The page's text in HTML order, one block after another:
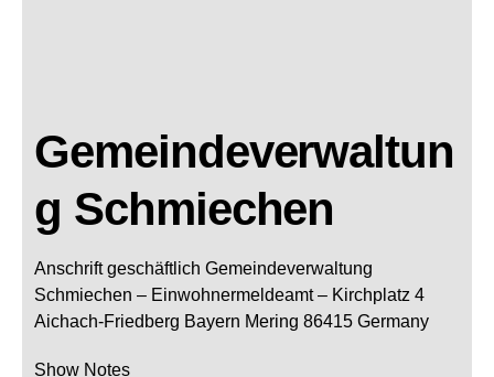
Gemeindeverwaltun
g Schmiechen
Anschrift geschäftlich Gemeindeverwaltung
Schmiechen – Einwohnermeldeamt – Kirchplatz 4
Aichach-Friedberg Bayern Mering 86415 Germany
Show Notes